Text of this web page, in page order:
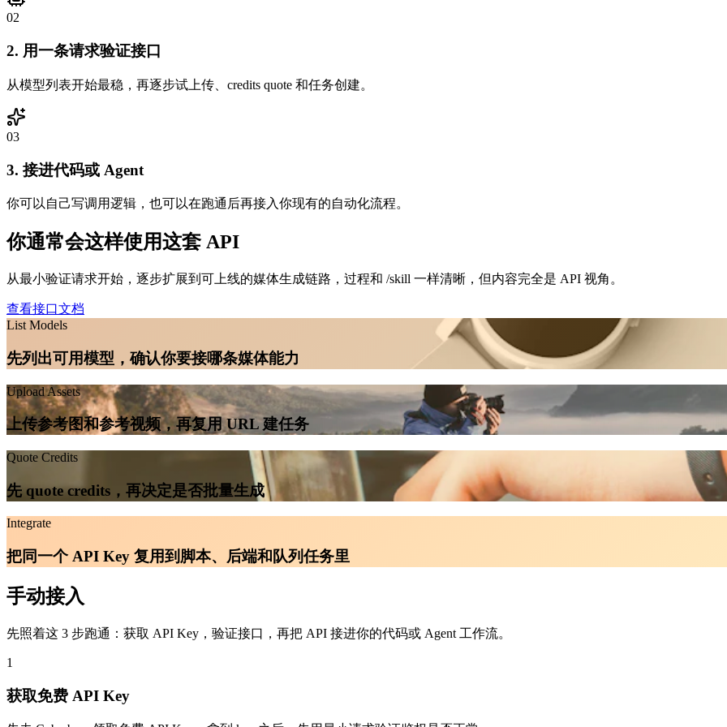
02
2. 用一条请求验证接口
从模型列表开始最稳，再逐步试上传、credits quote 和任务创建。
03
3. 接进代码或 Agent
你可以自己写调用逻辑，也可以在跑通后再接入你现有的自动化流程。
你通常会这样使用这套 API
从最小验证请求开始，逐步扩展到可上线的媒体生成链路，过程和 /skill 一样清晰，但内容完全是 API 视角。
查看接口文档
List Models
先列出可用模型，确认你要接哪条媒体能力
Upload Assets
上传参考图和参考视频，再复用 URL 建任务
Quote Credits
先 quote credits，再决定是否批量生成
Integrate
把同一个 API Key 复用到脚本、后端和队列任务里
手动接入
先照着这 3 步跑通：获取 API Key，验证接口，再把 API 接进你的代码或 Agent 工作流。
1
获取免费 API Key